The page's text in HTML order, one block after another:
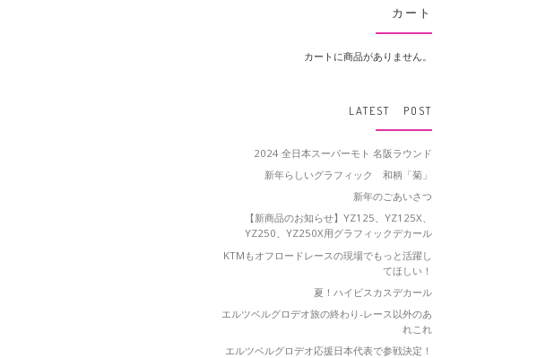
カート
カートに商品がありません。
LATEST POST
2024 全日本スーパーモト 名阪ラウンド
新年らしいグラフィック 和柄「菊」
新年のごあいさつ
【新商品のお知らせ】YZ125、YZ125X、
YZ250、YZ250X用グラフィックデカール
KTMもオフロードレースの現場でもっと活躍し
てほしい！
夏！ハイビスカスデカール
エルツベルグロデオ旅の終わり-レース以外のあ
れこれ
エルツベルグロデオ応援日本代表で参戦決定！